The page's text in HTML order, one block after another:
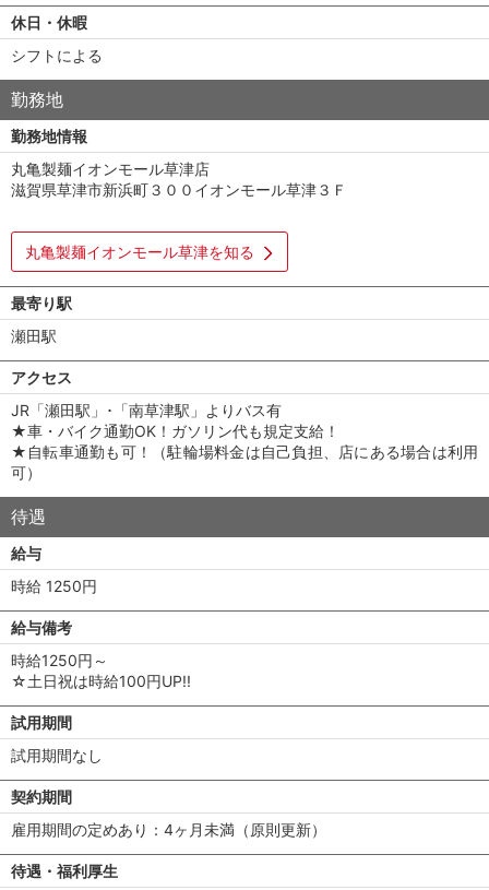
休日・休暇
シフトによる
勤務地
勤務地情報
丸亀製麺イオンモール草津店
滋賀県草津市新浜町３００イオンモール草津３Ｆ
丸亀製麺イオンモール草津を知る
最寄り駅
瀬田駅
アクセス
JR「瀬田駅」･「南草津駅」よりバス有
★車・バイク通勤OK！ガソリン代も規定支給！
★自転車通勤も可！（駐輪場料金は自己負担、店にある場合は利用
可）
待遇
給与
時給 1250円
給与備考
時給1250円～
☆土日祝は時給100円UP!!
試用期間
試用期間なし
契約期間
雇用期間の定めあり：4ヶ月未満（原則更新）
待遇・福利厚生